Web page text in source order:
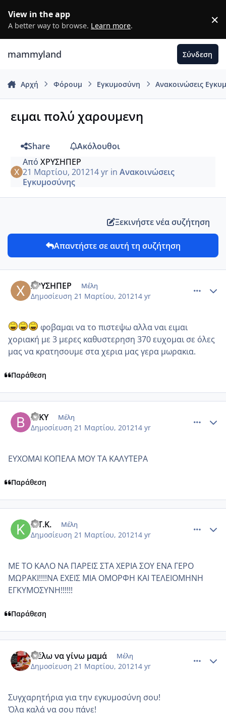
View in the app
A better way to browse. Learn more. ×
mammyland Σύνδεση
Αρχή Φόρουμ Εγκυμοσύνη Ανακοινώσεις
ειμαι πολύ χαρουμενη
Share
Ακόλουθοι
Από ΧΡΥΣΗΠΕΡ
21 Μαρτίου, 201214 yrin Ανακοινώσεις
Εγκυμοσύνης
Ξεκινήστε νέα συζήτηση
Απαντήστε σε αυτή τη συζήτηση
ΧΡΥΣΗΠΕΡ Μέλη
Δημοσίευση 21 Μαρτίου, 201214 yr
φοβαμαι να το πιστεψω αλλα ναι ειμαι
χοριακή με 3 μερες καθυστερηση 370 ευχομαι σε όλες
μας να κρατησουμε στα χερια μας γερα μωρακια.
Παράθεση
ΒΙΚΥ Μέλη
Δημοσίευση 21 Μαρτίου, 201214 yr
ΕΥΧΟΜΑΙ ΚΟΠΕΛΑ ΜΟΥ ΤΑ ΚΑΛΥΤΕΡΑ
Παράθεση
K.T.K. Μέλη
Δημοσίευση 21 Μαρτίου, 201214 yr
ΜΕ ΤΟ ΚΑΛΟ ΝΑ ΠΑΡΕΙΣ ΣΤΑ ΧΕΡΙΑ ΣΟΥ ΕΝΑ ΓΕΡΟ
ΜΩΡΑΚΙ!!!!ΝΑ ΕΧΕΙΣ ΜΙΑ ΟΜΟΡΦΗ ΚΑΙ ΤΕΛΕΙΟΜΗΝΗ
ΕΓΚΥΜΟΣΥΝΗ!!!!!!
Παράθεση
Θέλω να γίνω μαμά Μέλη
Δημοσίευση 21 Μαρτίου, 201214 yr
Συγχαρητήρια για την εγκυμοσύνη σου!
Όλα καλά να σου πάνε!